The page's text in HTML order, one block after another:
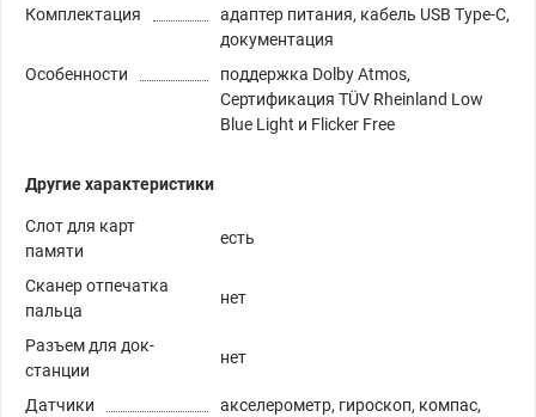
Комплектация
адаптер питания, кабель USB Type-C,
документация
Особенности
поддержка Dolby Atmos,
Сертификация TÜV Rheinland Low
Blue Light и Flicker Free
Другие характеристики
Слот для карт
памяти
есть
Сканер отпечатка
пальца
нет
Разъем для док-
станции
нет
Датчики
акселерометр, гироскоп, компас,